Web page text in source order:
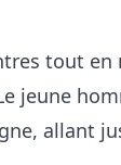
tout
jeune
allant